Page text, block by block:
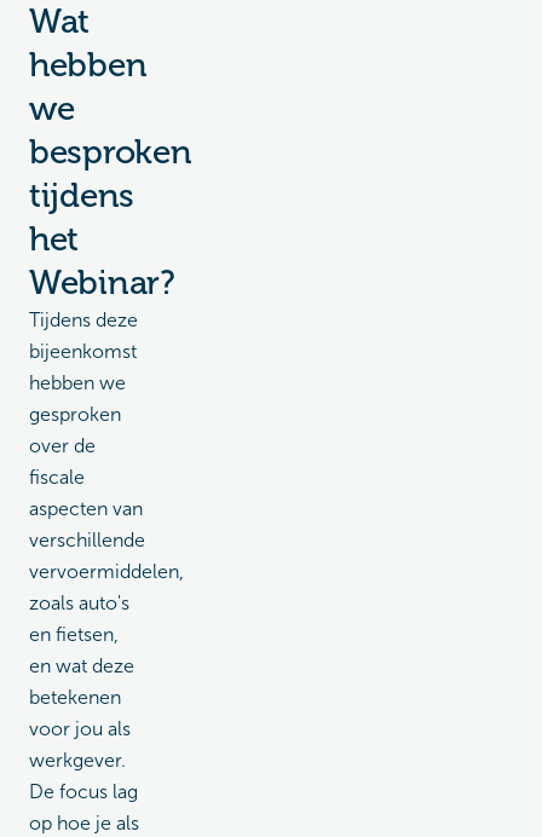
Wat
hebben
we
besproken
tijdens
het
Webinar?
Tijdens deze
bijeenkomst
hebben we
gesproken
over de
fiscale
aspecten van
verschillende
vervoermiddelen,
zoals auto's
en fietsen,
en wat deze
betekenen
voor jou als
werkgever.
De focus lag
op hoe je als